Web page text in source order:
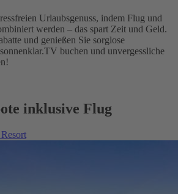
Urlaubsgenuss, indem Flug und
werden – das spart Zeit und Geld.
und genießen Sie sorglose
buchen und unvergessliche
inklusive Flug